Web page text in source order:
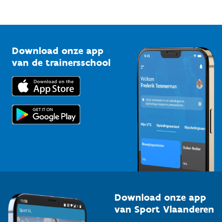
Bedrijven
Trainers en begeleiders
Topsporters
Vlaamse Trainersschool
Kennisplatform
Downloads
Voor de pers
Download onze app
van de trainersschool
Download onze app
van Sport Vlaanderen